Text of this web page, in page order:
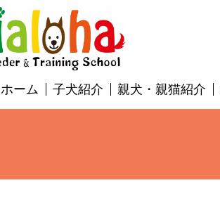
ホーム 子犬紹介 親犬・親猫紹介